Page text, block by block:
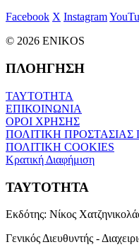
Facebook X Instagram
© 2026 ENIKOS
ΠΛΟΗΓΗΣΗ
ΤΑΥΤΟΤΗΤΑ
ΕΠΙΚΟΙΝΩΝΙΑ
ΟΡΟΙ ΧΡΗΣΗΣ
ΠΟΛΙΤΙΚΗ
ΠΟΛΙΤΙΚΗ COOKIES
Κρατική Διαφήμιση
ΤΑΥΤΟΤΗΤΑ
Εκδότης: Νίκος
Γενικός Διευθυντής -